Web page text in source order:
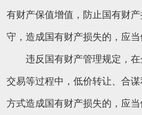
有财产保值增值，防止国有财
守，造成国有财产损失的，应当
违反国有财产管理规定，在
交易等过程中，低价转让、合
方式造成国有财产损失的，应当